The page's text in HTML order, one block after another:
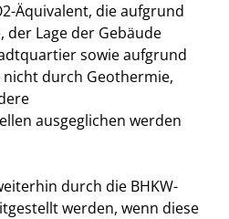
Äquivalent, die aufgrund
der Lage der Gebäude
sowie aufgrund
durch Geothermie,
ausgeglichen werden
durch die BHKW-
werden, wenn diese